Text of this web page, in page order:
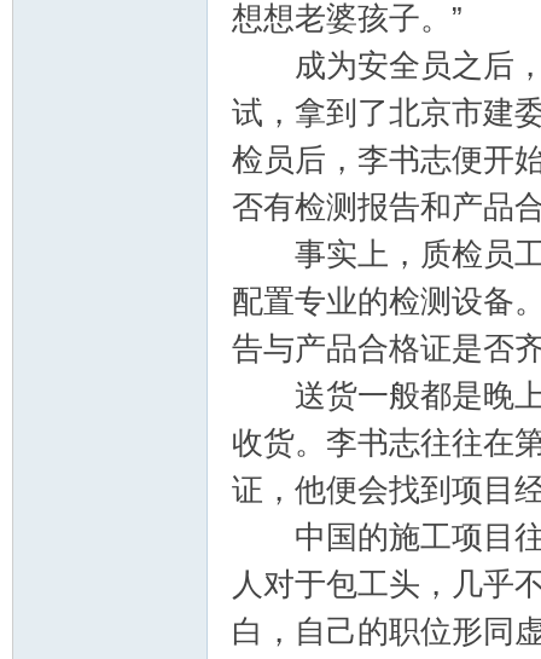
想想老婆孩子。”
成为安全员之后，
试，拿到了北京市建
检员后，李书志便开
否有检测报告和产品
事实上，质检员工
配置专业的检测设备
告与产品合格证是否
送货一般都是晚上
收货。李书志往往在
证，他便会找到项目
中国的施工项目往
人对于包工头，几乎
白，自己的职位形同